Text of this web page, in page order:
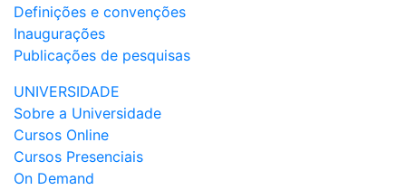
Definições e convenções
Inaugurações
Publicações de pesquisas
UNIVERSIDADE
Sobre a Universidade
Cursos Online
Cursos Presenciais
On Demand